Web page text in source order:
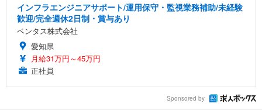
インフラエンジニアサポート/運用保守・監視業務補助/未経験
歓迎/完全週休2日制・賞与あり
ベンタス株式会社
愛知県
月給31万円～45万円
正社員
Sponsored by